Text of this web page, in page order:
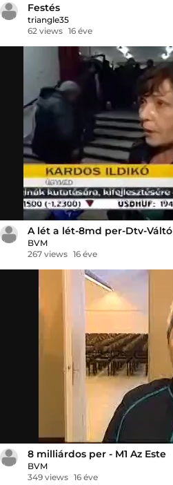
Festés
triangle35
62 views 16 éve
A lét a lét-8md per-Dtv-Váltó
BVM
267 views 16 éve
8 milliárdos per - M1 Az Este
BVM
349 views 16 éve